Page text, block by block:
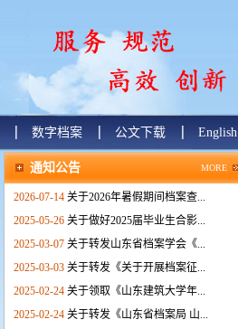
数字档案 公文下载 English
通知公告 MORE
2026-07-14 关于2026年暑假期间档案查...
2025-05-26 关于做好2025届毕业生合影...
2025-03-07 关于转发山东省档案学会《...
2025-03-03 关于转发《关于开展档案征...
2025-02-24 关于领取《山东建筑大学年...
2025-02-24 关于转发《山东省档案局 山...